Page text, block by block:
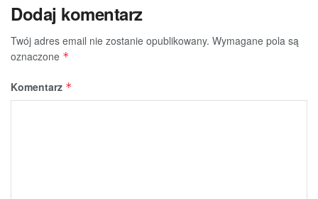
Dodaj komentarz
Twój adres email nie zostanie opublikowany. Wymagane pola są
oznaczone *
Komentarz *